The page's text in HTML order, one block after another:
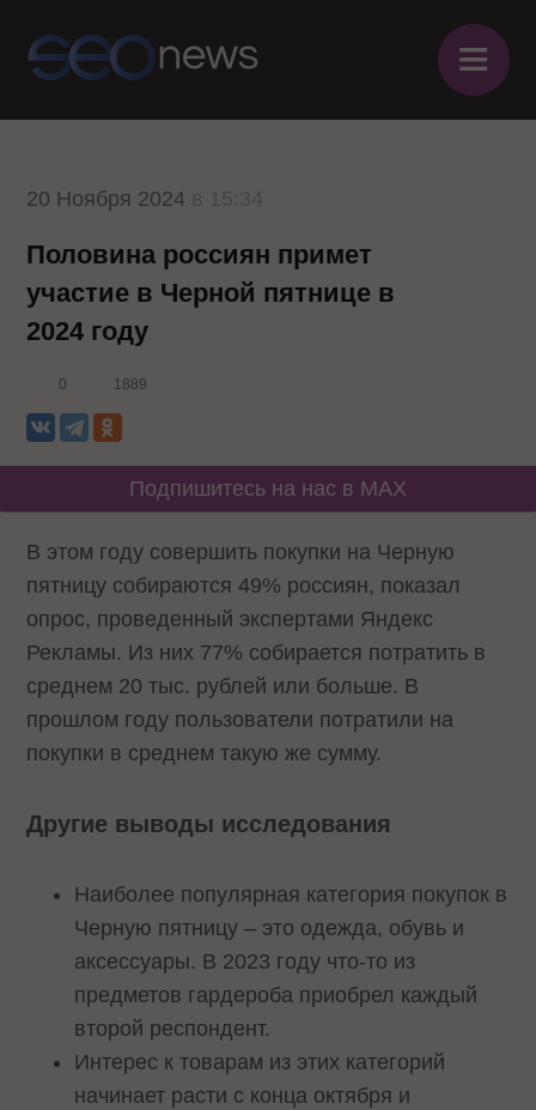
≡
20 Ноября 2024
Половина россиян примет
участие в Черной пятнице в
2024 году
0 1889
Подпишитесь на нас в MAX
В этом году совершить покупки на Черную
пятницу собираются 49% россиян, показал
опрос, проведенный экспертами Яндекс
Рекламы. Из них 77% собирается потратить в
среднем 20 тыс. рублей или больше. В
прошлом году пользователи потратили на
покупки в среднем такую же сумму.
Другие выводы исследования
Наиболее популярная категория покупок в
Черную пятницу – это одежда, обувь и
аксессуары. В 2023 году что-то из
предметов гардероба приобрел каждый
второй респондент.
Интерес к товарам из этих категорий
начинает расти с конца октября и